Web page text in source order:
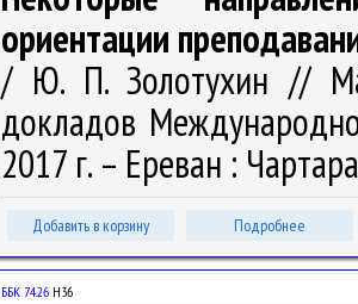
ориентации
/ Ю. П. Золотухин //
докладов
2017 г. – Ереван :
Добавить в корзину Подробнее
ББК 74.26 Н36